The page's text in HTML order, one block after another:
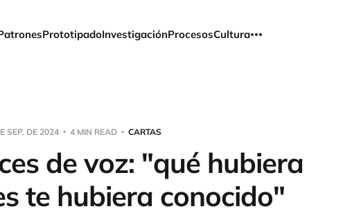
PrototipadoInvestigaciónProcesosCultura
SEP. DE 2024 4 MIN READ CARTAS
de voz: "qué hubiera
te hubiera conocido"